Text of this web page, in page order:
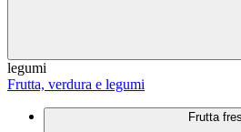
legumi
Frutta, verdura e legumi
Frutta